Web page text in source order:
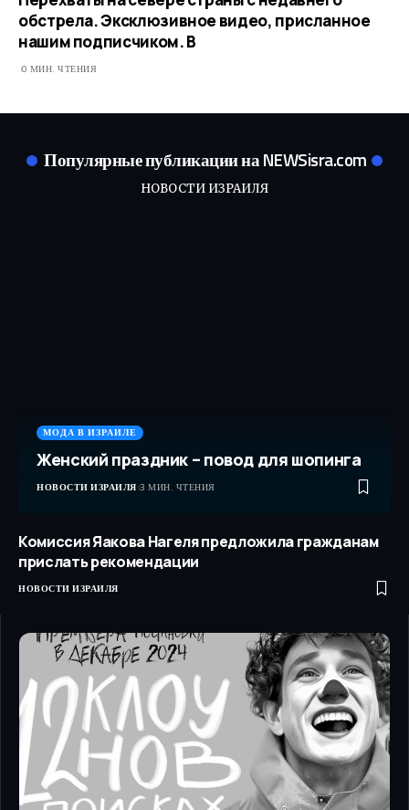
обстрела. Эксклюзивное видео, присланное
нашим подписчиком. В
0 МИН. ЧТЕНИЯ
Популярные публикации на NEWSisra.com
НОВОСТИ ИЗРАИЛЯ
МОДА В ИЗРАИЛЕ
Женский праздник – повод для шопинга
НОВОСТИ ИЗРАИЛЯ 3 МИН. ЧТЕНИЯ
Комиссия Яакова Нагеля предложила гражданам
прислать рекомендации
НОВОСТИ ИЗРАИЛЯ